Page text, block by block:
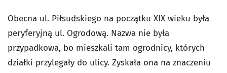
Obecna ul. Piłsudskiego na początku XIX wieku była
peryferyjną ul. Ogrodową. Nazwa nie była
przypadkowa, bo mieszkali tam ogrodnicy, których
działki przylegały do ulicy. Zyskała ona na znaczeniu